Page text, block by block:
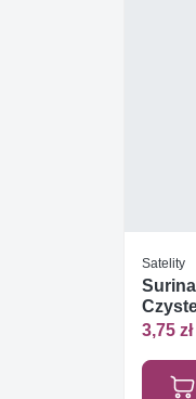
Satelity
3,75 zł